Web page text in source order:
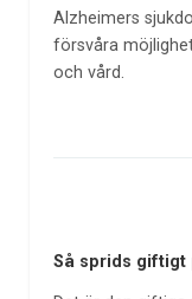
Alzheimers
försvåra
och vård.
Så sprids giftigt